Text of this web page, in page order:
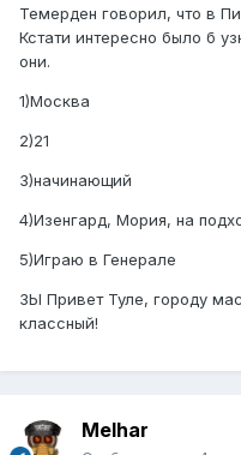
Темерден говорил, что в
Кстати интересно было б
они.
1)Москва
2)21
3)начинающий
4)Изенгард, Мория, на
5)Играю в Генерале
ЗЫ Привет Туле, городу
классный!
Melhar